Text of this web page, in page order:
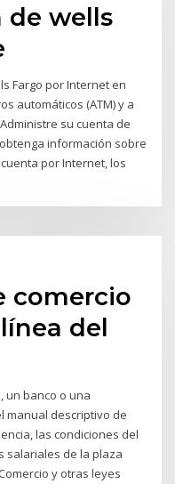
de wells
Fargo por Internet en
automáticos (ATM) y a
su cuenta de
información sobre
por Internet, los
comercio
del
un banco o una
manual descriptivo de
las condiciones del
salariales de la plaza
y otras leyes